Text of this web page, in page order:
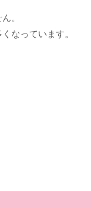
。
なっています。